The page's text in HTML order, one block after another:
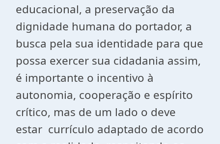
educacional, a preservação da
dignidade humana do portador, a
busca pela sua identidade para que
possa exercer sua cidadania assim,
é importante o incentivo à
autonomia, cooperação e espírito
crítico, mas de um lado o deve
estar currículo adaptado de acordo